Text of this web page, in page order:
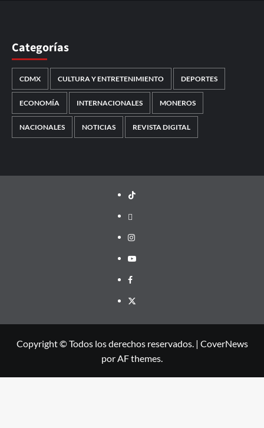
Categorías
CDMX CULTURA Y ENTRETENIMIENTO DEPORTES
ECONOMÍA INTERNACIONALES MONEROS
NACIONALES NOTICIAS REVISTA DIGITAL
TikTok
threads
Instagram
Youtube
Facebook
X
Copyright © Todos los derechos reservados. | CoverNews
por AF themes.